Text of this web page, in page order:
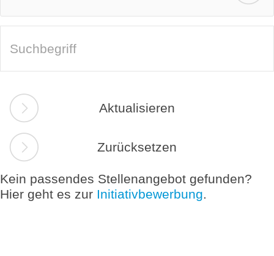
Aktualisieren
Zurücksetzen
Kein passendes Stellenangebot gefunden?
Hier geht es zur Initiativbewerbung.